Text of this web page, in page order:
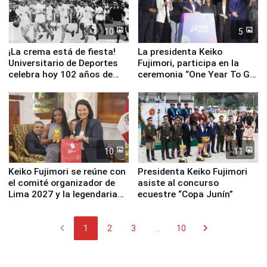
10
¡La crema está de fiesta!
Universitario de Deportes
celebra hoy 102 años de
5
La presidenta Keiko
Fujimori, participa en la
ceremonia “One Year To Go
10
Keiko Fujimori se reúne con
el comité organizador de
Lima 2027 y la legendaria
11
Presidenta Keiko Fujimori
asiste al concurso
ecuestre “Copa Junín”
chevron_left 1 2 3 10 chevron_right